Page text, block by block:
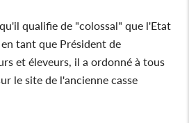
qualifie de "colossal" que l'Etat
tant que Président de
et éleveurs, il a ordonné à tous
le site de l'ancienne casse